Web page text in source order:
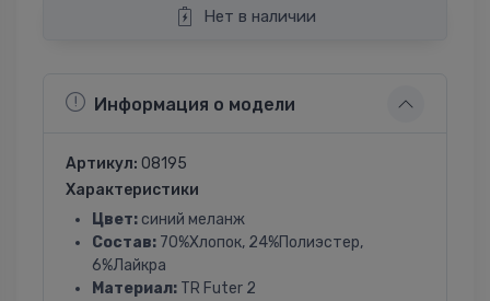
Нет в наличии
Информация о модели
Артикул: 08195
Характеристики
Цвет: синий меланж
Состав: 70%Хлопок, 24%Полиэстер,
6%Лайкра
Материал: TR Futer 2